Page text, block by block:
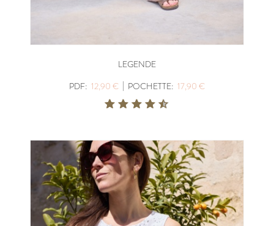
LEGENDE
PDF: 12,90 € | POCHETTE: 17,90 €